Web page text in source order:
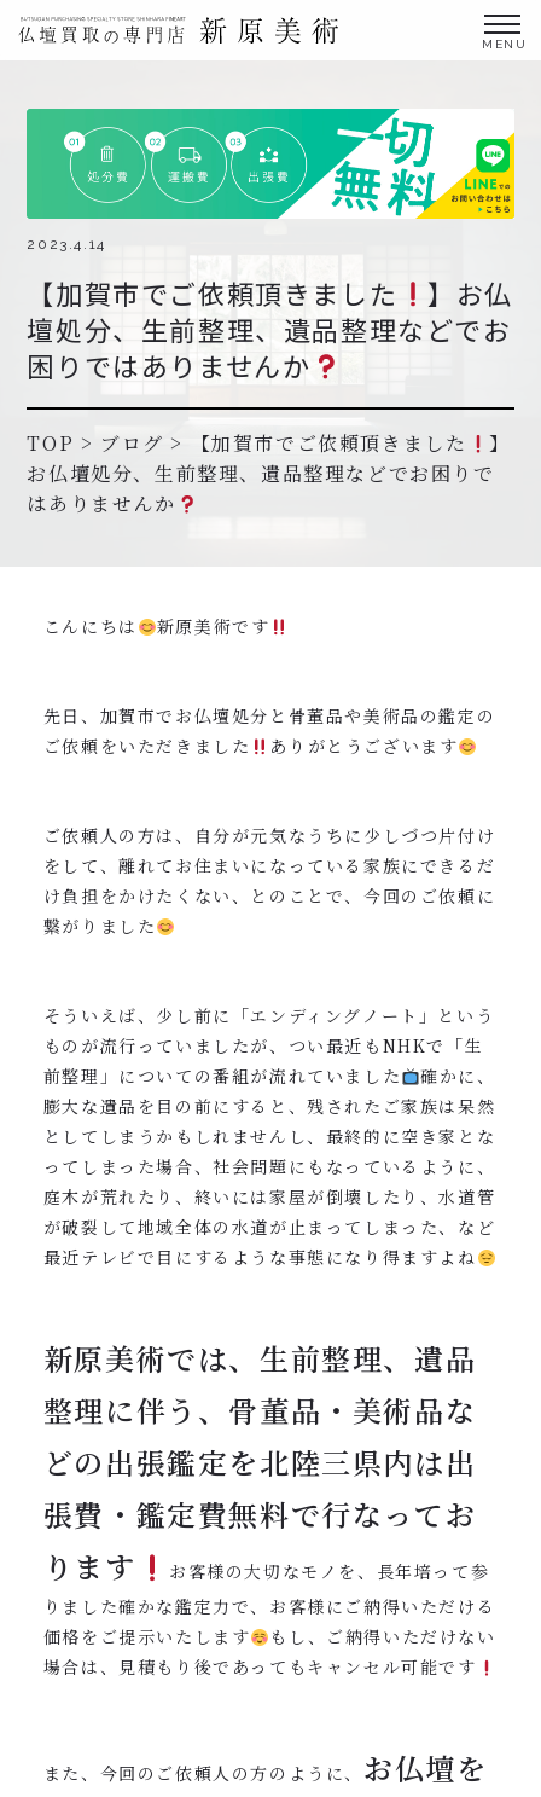
仏壇買取サービス
買取ステップ・お仏壇処分の流れ
ブログ
北陸三県外の方
よくあるご質問
協力店募集について
お申し込み・お問い合わせ
2023.4.14
【加賀市でご依頼頂きました
】お仏
壇処分、生前整理、遺品整理などでお
困りではありませんか
TOP > ブログ > 【加賀市でご依頼頂きました
】
お仏壇処分、生前整理、遺品整理などでお困りで
はありませんか
こんにちは 新原美術です
先日、加賀市でお仏壇処分と骨董品や美術品の鑑定の
ご依頼をいただきました
ありがとうございます
ご依頼人の方は、自分が元気なうちに少しづつ片付け
をして、離れてお住まいになっている家族にできるだ
け負担をかけたくない、とのことで、今回のご依頼に
繋がりました
そういえば、少し前に「エンディングノート」という
ものが流行っていましたが、つい最近もNHKで「生
前整理」についての番組が流れていました
確かに、
膨大な遺品を目の前にすると、残されたご家族は呆然
としてしまうかもしれませんし、最終的に空き家とな
ってしまった場合、社会問題にもなっているように、
庭木が荒れたり、終いには家屋が倒壊したり、水道管
が破裂して地域全体の水道が止まってしまった、など
最近テレビで目にするような事態になり得ますよね
新原美術では、生前整理、遺品
整理に伴う、骨董品・美術品な
どの出張鑑定を北陸三県内は出
張費・鑑定費無料で行なってお
ります
お客様の大切なモノを、長年培って参
りました確かな鑑定力で、お客様にご納得いただける
価格をご提示いたします
もし、ご納得いただけない
場合は、見積もり後であってもキャンセル可能です
また、今回のご依頼人の方のように、 お仏壇を